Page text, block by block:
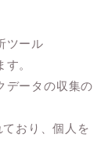
ツール
。
データの収集の
おり、個人を